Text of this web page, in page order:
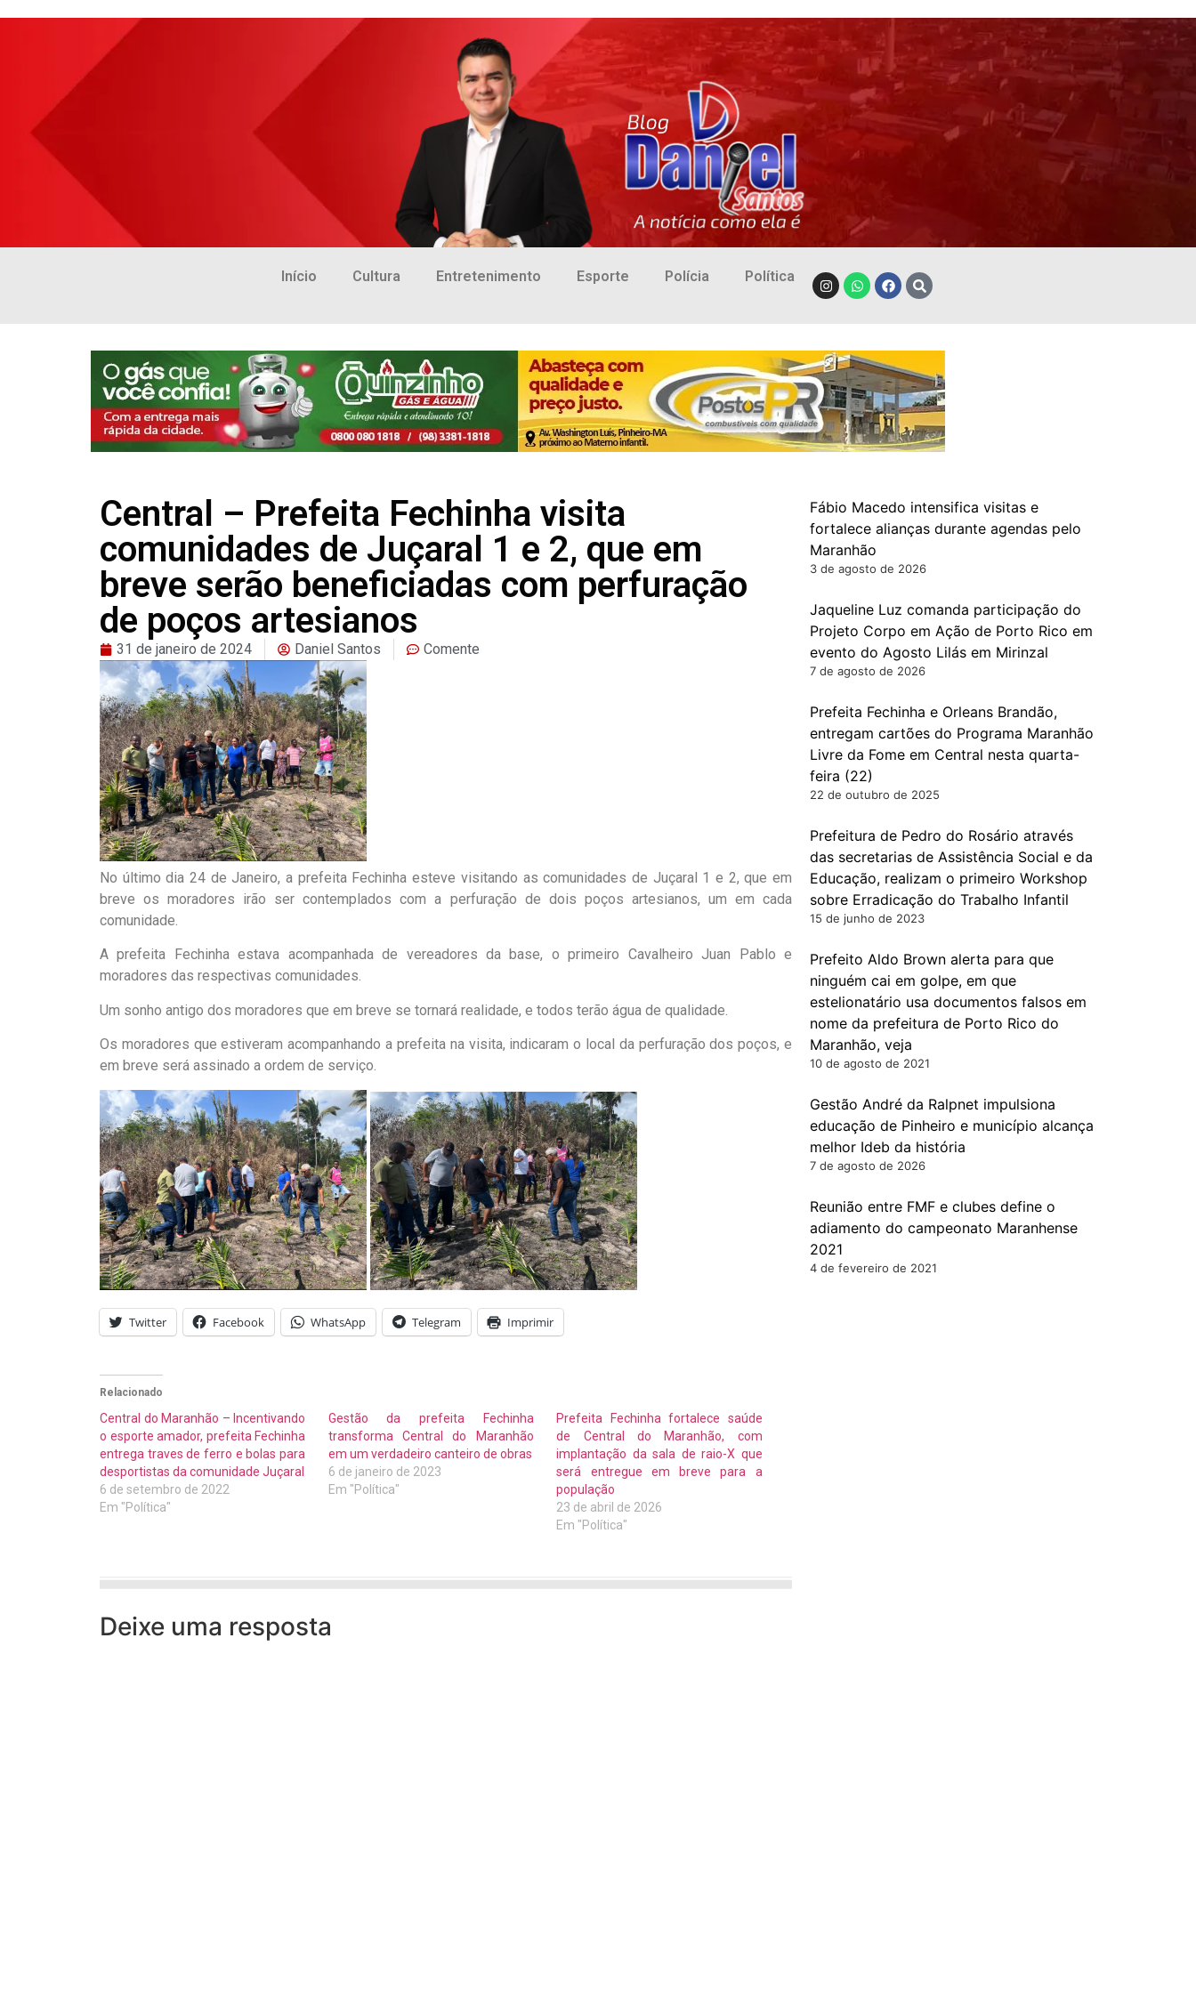
Início Cultura Entretenimento Esporte Polícia Política
Central – Prefeita Fechinha visita
comunidades de Juçaral 1 e 2, que em
breve serão beneficiadas com perfuração
de poços artesianos
31 de janeiro de 2024 Daniel Santos Comente
No último dia 24 de Janeiro, a prefeita Fechinha esteve visitando as comunidades de Juçaral 1 e 2, que em
breve os moradores irão ser contemplados com a perfuração de dois poços artesianos, um em cada
comunidade.
A prefeita Fechinha estava acompanhada de vereadores da base, o primeiro Cavalheiro Juan Pablo e
moradores das respectivas comunidades.
Um sonho antigo dos moradores que em breve se tornará realidade, e todos terão água de qualidade.
Os moradores que estiveram acompanhando a prefeita na visita, indicaram o local da perfuração dos poços, e
em breve será assinado a ordem de serviço.
Twitter Facebook WhatsApp Telegram Imprimir
Relacionado
Central do Maranhão – Incentivando
o esporte amador, prefeita Fechinha
entrega traves de ferro e bolas para
desportistas da comunidade Juçaral
6 de setembro de 2022
Em "Política"
Gestão da prefeita Fechinha
transforma Central do Maranhão
em um verdadeiro canteiro de obras
6 de janeiro de 2023
Em "Política"
Prefeita Fechinha fortalece saúde
de Central do Maranhão, com
implantação da sala de raio-X que
será entregue em breve para a
população
23 de abril de 2026
Em "Política"
Deixe uma resposta
Fábio Macedo intensifica visitas e
fortalece alianças durante agendas pelo
Maranhão
3 de agosto de 2026
Jaqueline Luz comanda participação do
Projeto Corpo em Ação de Porto Rico em
evento do Agosto Lilás em Mirinzal
7 de agosto de 2026
Prefeita Fechinha e Orleans Brandão,
entregam cartões do Programa Maranhão
Livre da Fome em Central nesta quarta-
feira (22)
22 de outubro de 2025
Prefeitura de Pedro do Rosário através
das secretarias de Assistência Social e da
Educação, realizam o primeiro Workshop
sobre Erradicação do Trabalho Infantil
15 de junho de 2023
Prefeito Aldo Brown alerta para que
ninguém cai em golpe, em que
estelionatário usa documentos falsos em
nome da prefeitura de Porto Rico do
Maranhão, veja
10 de agosto de 2021
Gestão André da Ralpnet impulsiona
educação de Pinheiro e município alcança
melhor Ideb da história
7 de agosto de 2026
Reunião entre FMF e clubes define o
adiamento do campeonato Maranhense
2021
4 de fevereiro de 2021